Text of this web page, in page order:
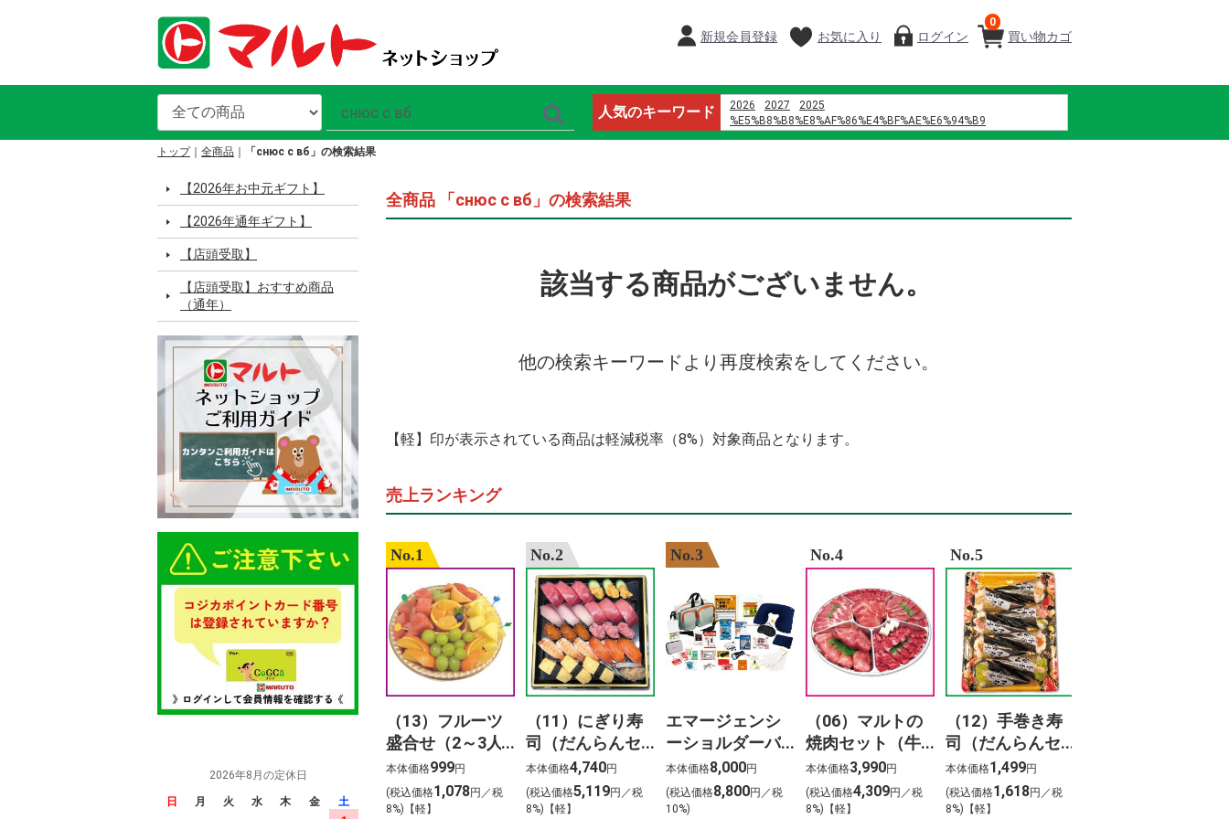
買い物カゴ
0
新規会員登録 お気に入り ログイン
人気のキーワード 2026 2027
2025
%E5%B8%B8%E8%AF%86%E4%BF%AE%E6%94%B9
%D8%A7%D9%84%D9%81%D8%B5%D9%84 42
オードブル
%E6%81%B5%E6%84%9B%E5%A0%82%E7%97%85%E9%99%A2
%E7%8E%8B%E5%B0%86%E3%80%80%E7%B7%91%E6%A9%8B
%E4%BA%88%E7%B4%84
%E4%B8%80%E4%B8%96%E9%A2%A8%E9%9D%A1%E3%82%BB%E3%83%94%E3%82%A2
haikyuu 3.%C3%A9vad 9r%C3%A9sz
トップ 全商品 「снюс с вб」の検索結果
【2026年お中元ギフト】
【2026年通年ギフト】
【店頭受取】
【店頭受取】おすすめ商品
（通年）
2026年8月の定休日
日 月 火 水 木 金
土
全商品 「снюс с вб」の検索結果
該当する商品がございません。
他の検索キーワードより再度検索をしてください。
【軽】印が表示されている商品は軽減税率（8%）対象商品となります。
売上ランキング
No.1
（13）フルーツ
盛合せ（2～3人
前）
本体価格999円
(税込価格1,078円／税
8%)【軽】
No.2
（11）にぎり寿
司（だんらんセ
ット）3人前
本体価格4,740円
(税込価格5,119円／税
8%)【軽】
No.3
エマージェンシ
ーショルダーバ
ッグ24点セット
本体価格8,000円
(税込価格8,800円／税
10%)
No.4
（06）マルトの
焼肉セット（牛
タン入り）800ｇ
本体価格3,990円
(税込価格4,309円／税
8%)【軽】
No.5
（12）手巻き寿
司（だんらんセ
ット）（8本）
本体価格1,499円
(税込価格1,618円／税
8%)【軽】